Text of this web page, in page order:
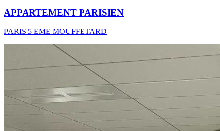
APPARTEMENT PARISIEN
PARIS 5 EME MOUFFETARD